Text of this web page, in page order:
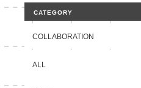
CATEGORY
COLLABORATION
ALL